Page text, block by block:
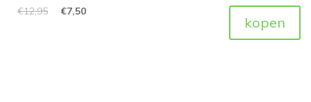
€12,95 €7,50
kopen